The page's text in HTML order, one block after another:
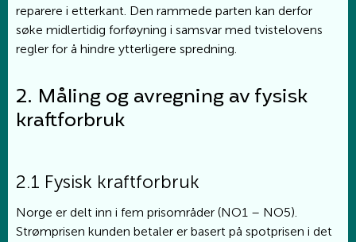
reparere i etterkant. Den rammede parten kan derfor
søke midlertidig forføyning i samsvar med tvistelovens
regler for å hindre ytterligere spredning.
2. Måling og avregning av fysisk
kraftforbruk
2.1 Fysisk kraftforbruk
Norge er delt inn i fem prisområder (NO1 – NO5).
Strømprisen kunden betaler er basert på spotprisen i det